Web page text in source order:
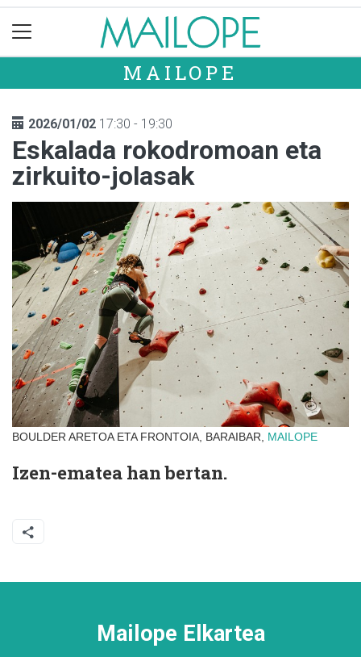
MAILOPE
2026/01/02 17:30 - 19:30
Eskalada rokodromoan eta
zirkuito-jolasak
BOULDER ARETOA ETA FRONTOIA, BARAIBAR, MAILOPE
Izen-ematea han bertan.
Mailope Elkartea